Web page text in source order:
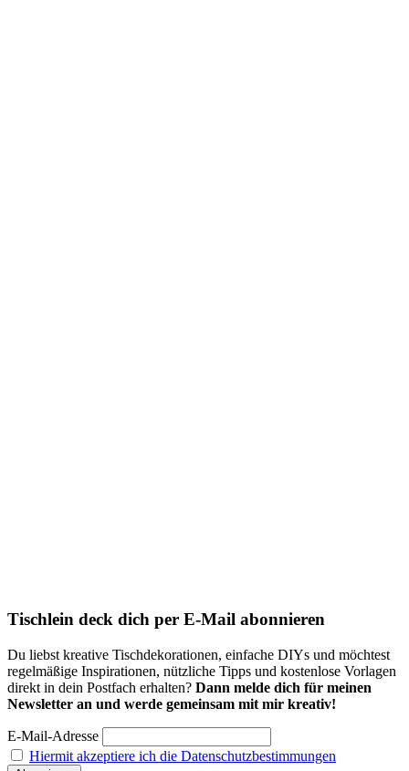
Tischlein deck dich per E-Mail abonnieren
Du liebst kreative Tischdekorationen, einfache DIYs und möchtest
regelmäßige Inspirationen, nützliche Tipps und kostenlose Vorlagen
direkt in dein Postfach erhalten? Dann melde dich für meinen
Newsletter an und werde gemeinsam mit mir kreativ!
E-Mail-Adresse
Hiermit akzeptiere ich die Datenschutzbestimmungen